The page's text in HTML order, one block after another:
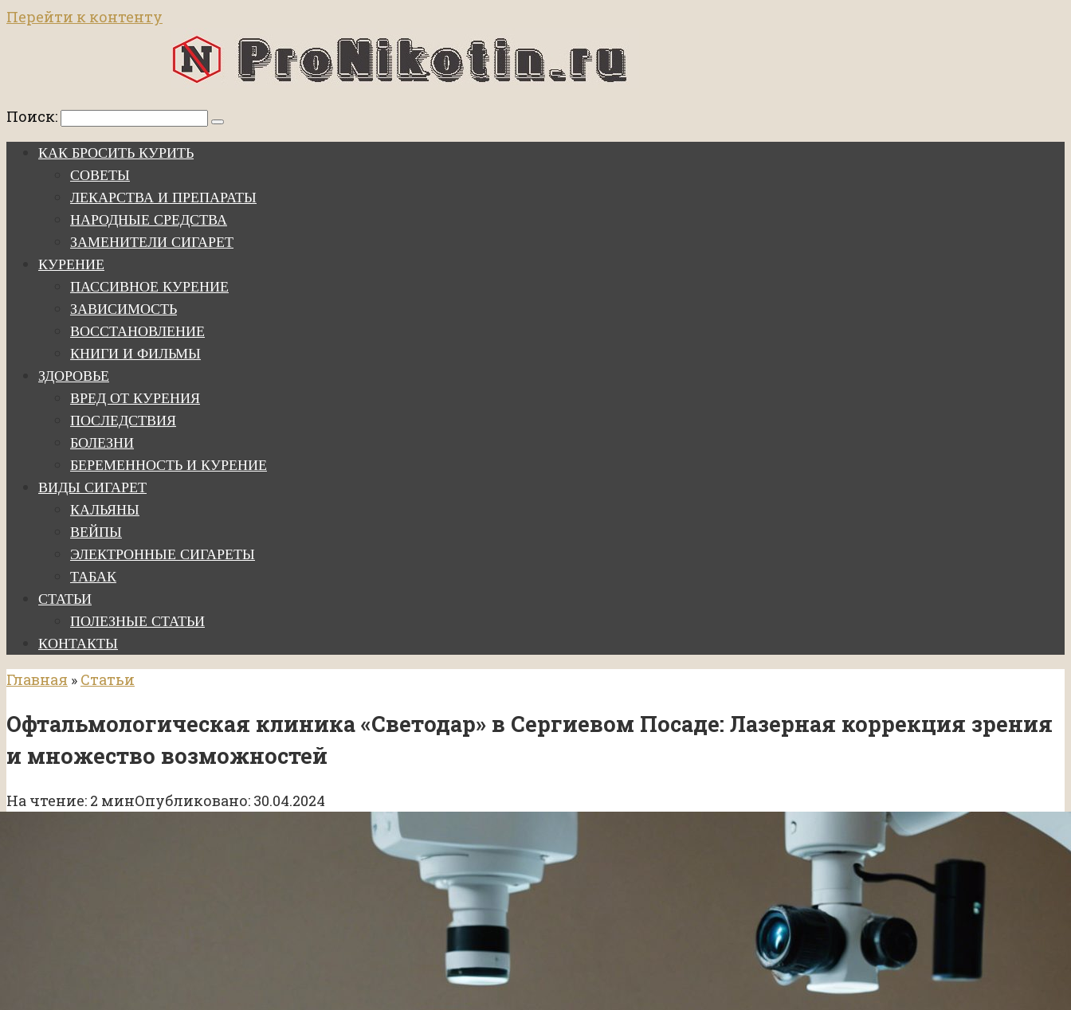
Перейти к контенту
Поиск:
КАК БРОСИТЬ КУРИТЬ
СОВЕТЫ
ЛЕКАРСТВА И ПРЕПАРАТЫ
НАРОДНЫЕ СРЕДСТВА
ЗАМЕНИТЕЛИ СИГАРЕТ
КУРЕНИЕ
ПАССИВНОЕ КУРЕНИЕ
ЗАВИСИМОСТЬ
ВОССТАНОВЛЕНИЕ
КНИГИ И ФИЛЬМЫ
ЗДОРОВЬЕ
ВРЕД ОТ КУРЕНИЯ
ПОСЛЕДСТВИЯ
БОЛЕЗНИ
БЕРЕМЕННОСТЬ И КУРЕНИЕ
ВИДЫ СИГАРЕТ
КАЛЬЯНЫ
ВЕЙПЫ
ЭЛЕКТРОННЫЕ СИГАРЕТЫ
ТАБАК
СТАТЬИ
ПОЛЕЗНЫЕ СТАТЬИ
КОНТАКТЫ
Главная » Статьи
Офтальмологическая клиника «Светодар» в Сергиевом Посаде: Лазерная коррекция зрения
и множество возможностей
На чтение: 2 минОпубликовано: 30.04.2024